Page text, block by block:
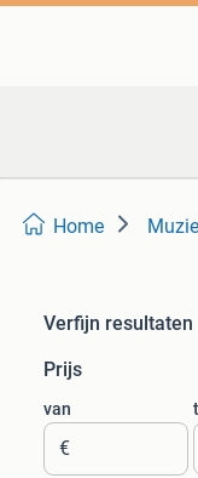
Home
Verfijn resultaten
Prijs
van
€